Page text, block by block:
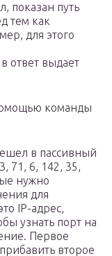
показан путь
тем как
для этого
ответ выдает
команды
в пассивный
71, 6, 142, 35,
нужно
для
IP-адрес,
узнать порт на
Первое
второе